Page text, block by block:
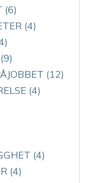
(6)
(4)
(9)
(12)
(4)
(4)
(4)